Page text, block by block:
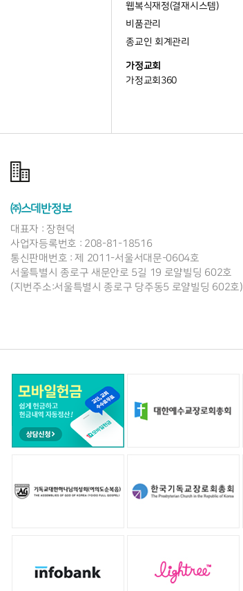
웹복식재정(결재시스템)
비품관리
종교인 회계관리
가정교회
가정교회360
㈜스데반정보
대표자 : 장현덕
사업자등록번호 : 208-81-18516
통신판매번호 : 제 2011-서울서대문-0604호
서울특별시 종로구 새문안로 5길 19 로얄빌딩 602호
(지번주소:서울특별시 종로구 당주동5 로얄빌딩 602호)